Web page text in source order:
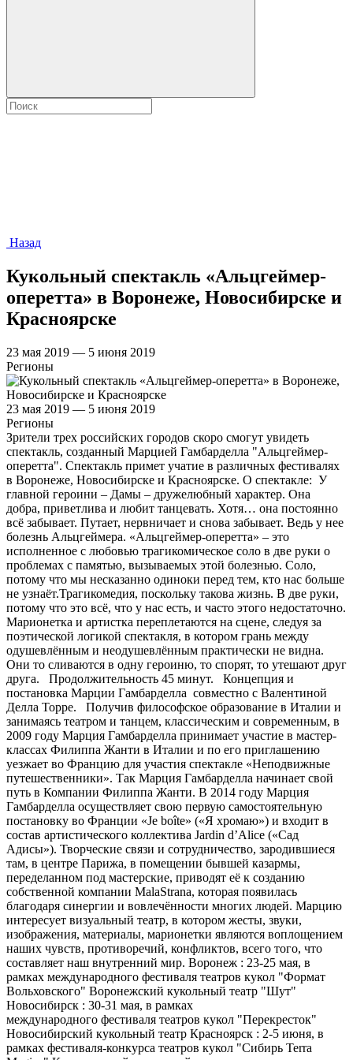
Назад
Кукольный спектакль «Альцгеймер-
оперетта» в Воронеже, Новосибирске и
Красноярске
23 мая 2019 — 5 июня 2019
Регионы
23 мая 2019 — 5 июня 2019
Регионы
Зрители трех российских городов скоро смогут увидеть
спектакль, созданный Марцией Гамбарделла "Альцгеймер-
оперетта". Спектакль примет учатие в различных фестивалях
в Воронеже, Новосибирске и Красноярске. О спектакле: У
главной героини – Дамы – дружелюбный характер. Она
добра, приветлива и любит танцевать. Хотя… она постоянно
всё забывает. Путает, нервничает и снова забывает. Ведь у нее
болезнь Альцгеймера. «Альцгеймер-оперетта» – это
исполненное с любовью трагикомическое соло в две руки о
проблемах с памятью, вызываемых этой болезнью. Соло,
потому что мы несказанно одиноки перед тем, кто нас больше
не узнаёт.Трагикомедия, поскольку такова жизнь. В две руки,
потому что это всё, что у нас есть, и часто этого недостаточно.
Марионетка и артистка переплетаются на сцене, следуя за
поэтической логикой спектакля, в котором грань между
одушевлённым и неодушевлённым практически не видна.
Они то сливаются в одну героиню, то спорят, то утешают друг
друга. Продолжительность 45 минут. Концепция и
постановка Марции Гамбарделла совместно с Валентиной
Делла Торре. Получив философское образование в Италии и
занимаясь театром и танцем, классическим и современным, в
2009 году Марция Гамбарделла принимает участие в мастер-
классах Филиппа Жанти в Италии и по его приглашению
уезжает во Францию для участия спектакле «Неподвижные
путешественники». Так Марция Гамбарделла начинает свой
путь в Компании Филиппа Жанти. В 2014 году Марция
Гамбарделла осуществляет свою первую самостоятельную
постановку во Франции «Je boîte» («Я хромаю») и входит в
состав артистического коллектива Jardin d’Alice («Сад
Адисы»). Творческие связи и сотрудничество, зародившиеся
там, в центре Парижа, в помещении бывшей казармы,
переделанном под мастерские, приводят её к созданию
собственной компании MalaStrana, которая появилась
благодаря синергии и вовлечённости многих людей. Марцию
интересует визуальный театр, в котором жесты, звуки,
изображения, материалы, марионетки являются воплощением
наших чувств, противоречий, конфликтов, всего того, что
составляет наш внутренний мир. Воронеж : 23-25 мая, в
рамках международного фестиваля театров кукол "Формат
Вольховского" Воронежский кукольный театр "Шут"
Новосибирск : 30-31 мая, в рамках
международного фестиваля театров кукол "Перекресток"
Новосибирский кукольный театр Красноярск : 2-5 июня, в
рамках фестиваля-конкурса театров кукол "Сибирь Terra